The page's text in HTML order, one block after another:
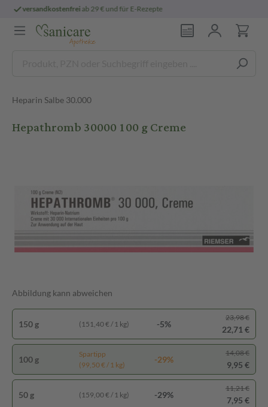
persönliche
Heparin Salbe 30.000
Hepathromb 30000 100 g Creme
Abbildung kann abweichen
150 g (151,40 € / 1 kg) -5%
23,98 €
22,71 €
100 g
Spartipp
(99,50 € / 1 kg)
-29%
14,08 €
9,95 €
50 g (159,00 € / 1 kg) -29%
11,21 €
7,95 €